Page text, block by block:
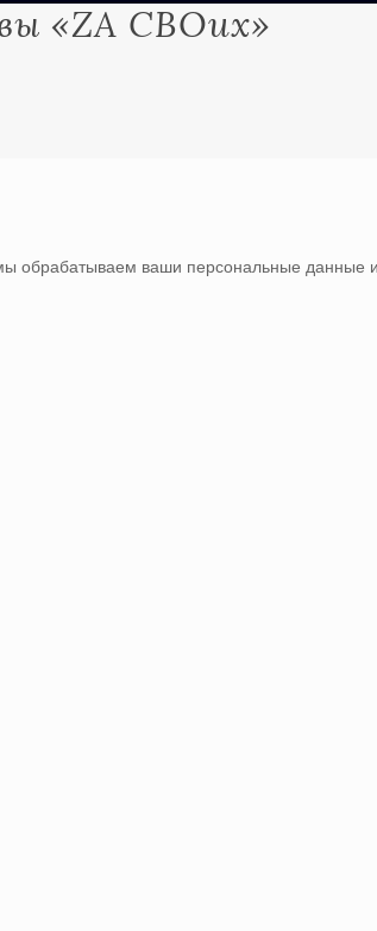
«ZA СВОих»
ваши персональные данные и